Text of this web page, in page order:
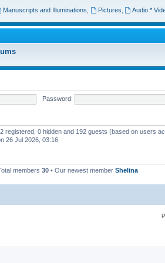
Manuscripts and Illuminations Pictures Audio *
Password:
registered, 0 hidden and 192 guests (based on users
26 Jul 2026, 03:16
members 30 • Our newest member Shelina